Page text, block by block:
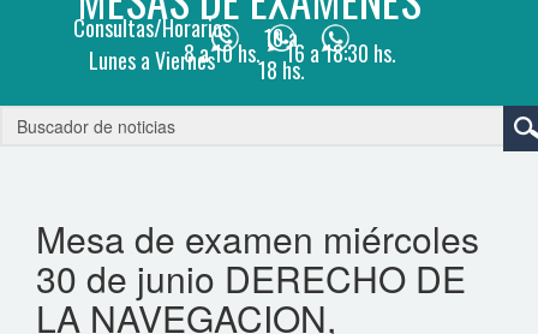
Mesa de examen miércoles
30 de junio DERECHO DE
LA NAVEGACION,